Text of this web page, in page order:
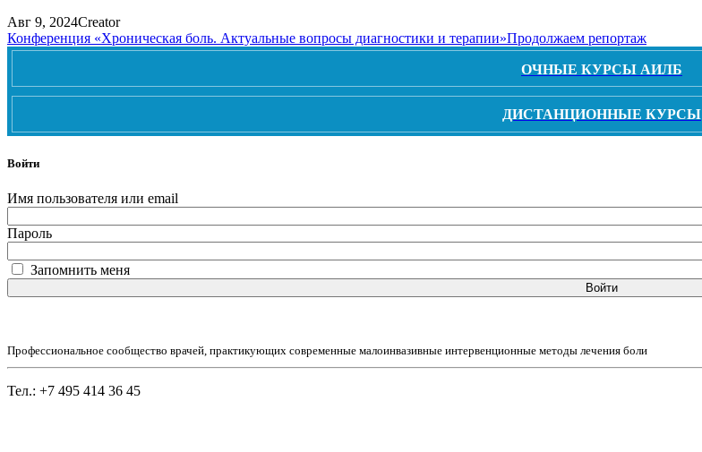
Авг 9, 2024Creator
Конференция «Хроническая боль. Актуальные вопросы диагностики и терапии»Продолжаем репортаж
ОЧНЫЕ КУРСЫ АИЛБ
ДИСТАНЦИОННЫЕ КУРСЫ
Войти
Имя пользователя или email
Пароль
Запомнить меня
Войти
Профессиональное сообщество врачей, практикующих современные малоинвазивные интервенционные методы лечения боли
Тел.: +7 495 414 36 45